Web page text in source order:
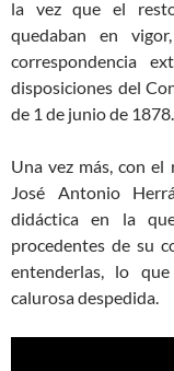
la vez que el
quedaban en
correspondencia
disposiciones del
de 1 de junio de 1878.
Una vez más, con
José Antonio
didáctica en la
procedentes de su
entenderlas, lo
calurosa despedida.